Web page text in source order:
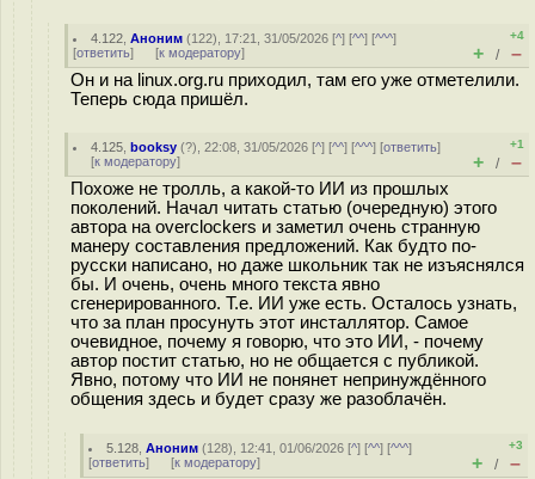
4.122 ,Аноним (122), 17:21, 31/05/2026 [^] [^^] [^^^]
[ответить] [к модератору]
+4
+ / –
Он и на linux.org.ru приходил, там его уже отметелили.
Теперь сюда пришëл.
4.125 ,booksy (?), 22:08, 31/05/2026 [^] [^^] [^^^] [ответить]
[к модератору]
+1
+ / –
Похоже не тролль, а какой-то ИИ из прошлых
поколений. Начал читать статью (очередную) этого
автора на overclockers и заметил очень странную
манеру составления предложений. Как будто по-
русски написано, но даже школьник так не изъяснялся
бы. И очень, очень много текста явно
сгенерированного. Т.е. ИИ уже есть. Осталось узнать,
что за план просунуть этот инсталлятор. Самое
очевидное, почему я говорю, что это ИИ, - почему
автор постит статью, но не общается с публикой.
Явно, потому что ИИ не понянет непринуждённого
общения здесь и будет сразу же разоблачён.
5.128 ,Аноним (128), 12:41, 01/06/2026 [^] [^^] [^^^]
[ответить] [к модератору]
+3
+ / –